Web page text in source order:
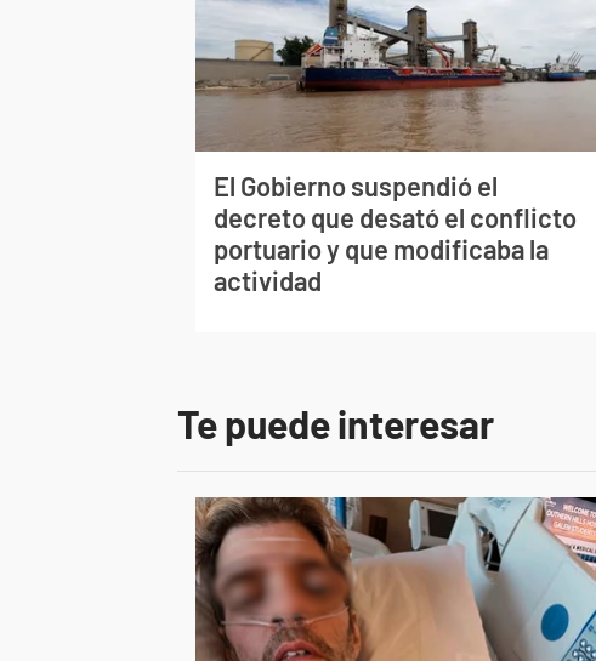
El Gobierno suspendió el
decreto que desató el conflicto
portuario y que modificaba la
actividad
Te puede interesar